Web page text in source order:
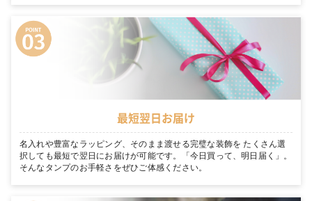
最短翌日お届け
名入れや豊富なラッピング、そのまま渡せる完璧な装飾を たくさん選
択しても最短で翌日にお届けが可能です。「今日買って、明日届く」。
そんなタンプのお手軽さをぜひご体感ください。